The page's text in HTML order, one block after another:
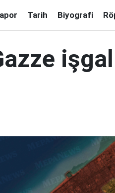
Tarih Biyografi